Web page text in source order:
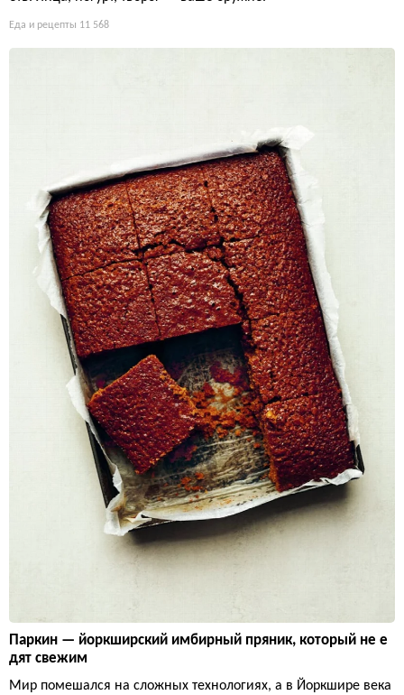
Еда и рецепты 11 568
Паркин — йоркширский имбирный пряник, который не е
дят свежим
Мир помешался на сложных технологиях, а в Йоркшире века